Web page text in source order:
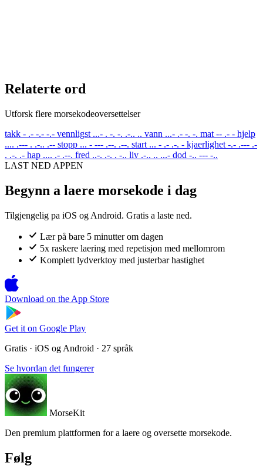
Relaterte ord
Utforsk flere morsekodeoversettelser
takk - .- -.- -.- vennligst ...- . -. -. .-.. .. vann ...- .- -. -. mat -- .- - hjelp
.... .--- . .-.. .-- stopp ... - --- .--. .--. start ... - .- .-. - kjaerlighet -.- .--- .-
. .-. .- hap .... .- .--. fred ..-. .-. . -.. liv .-.. .. ...- dod -.. --- -..
LAST NED APPEN
Begynn a laere morsekode i dag
Tilgjengelig pa iOS og Android. Gratis a laste ned.
Lær på bare 5 minutter om dagen
5x raskere laering med repetisjon med mellomrom
Komplett lydverktoy med justerbar hastighet
Download on the App Store
Get it on Google Play
Gratis · iOS og Android · 27 språk
Se hvordan det fungerer
MorseKit
Den premium plattformen for a laere og oversette morsekode.
Følg